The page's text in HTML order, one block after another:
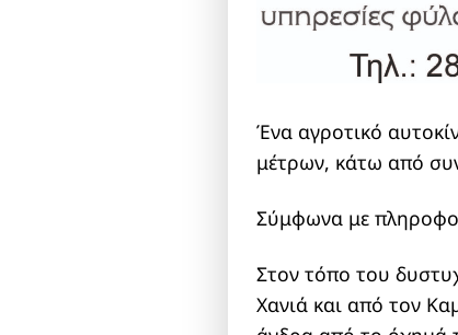
Ένα αγροτικό
μέτρων, κάτω από
Σύμφωνα με
Στον τόπο του
Χανιά και από τον